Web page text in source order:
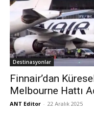
Destinasyonlar
Finnair’dan
Melbourne Hattı
ANT Editor - 22 Aralık 2025